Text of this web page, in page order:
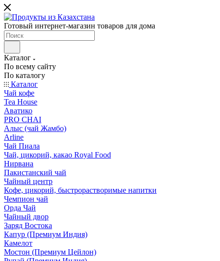
Готовый интернет-магазин товаров для дома
Каталог
По всему сайту
По каталогу
Каталог
Чай кофе
Tea House
Аватико
PRO CHAI
Алыс (чай Жамбо)
Arline
Чай Пиала
Чай, цикорий, какао Royal Food
Нирвана
Пакистанский чай
Чайный центр
Кофе, цикорий, быстрорастворимые напитки
Чемпион чай
Орда Чай
Чайный двор
Заряд Востока
Капур (Премиум Индия)
Камелот
Мостон (Премиум Цейлон)